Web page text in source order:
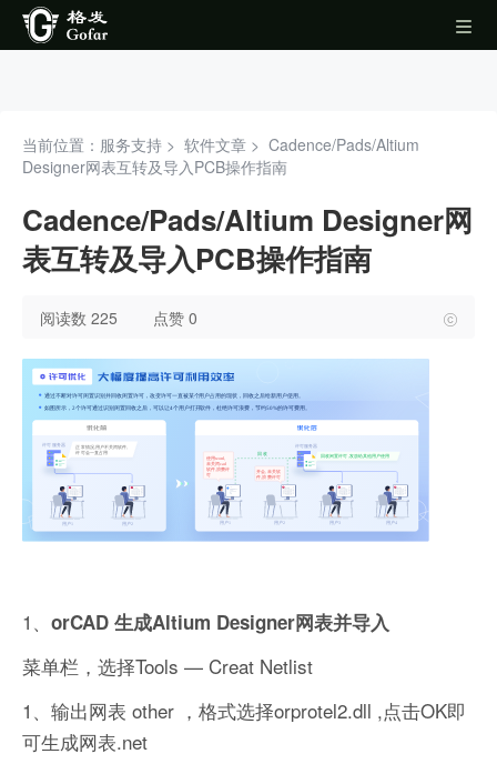
当前位置：服务支持 > 软件文章 > Cadence/Pads/Altium
Designer网表互转及导入PCB操作指南
Cadence/Pads/Altium Designer网
表互转及导入PCB操作指南
阅读数 225 点赞 0
1、 orCAD 生成Altium Designer网表并导入
菜单栏，选择Tools — Creat Netlist
1、输出网表 other ，格式选择orprotel2.dll ,点击OK即
可生成网表.net